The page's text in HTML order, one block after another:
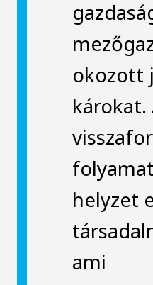
okozott
károkat.
helyzet
ami